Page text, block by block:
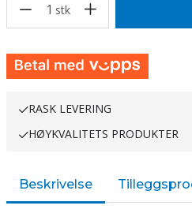
1 stk
RASK LEVERING
HØYKVALITETS PRODUKTER
Beskrivelse